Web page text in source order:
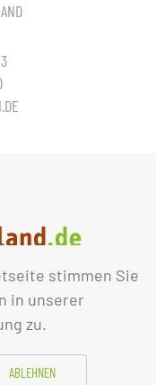
stimmen Sie
in unserer
zu.
ABLEHNEN
IMPRESSUM DATENSCHUTZ